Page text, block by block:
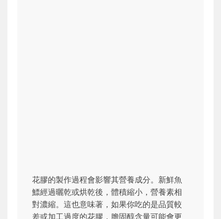
花膠的製作過程會影響其營養成分。新鮮魚
鰾經過曬乾或烘乾後，體積縮小，營養素相
對濃縮。這也意味著，如果你吃的是品質較
差或加工過度的花膠，膽固醇含量可能會更